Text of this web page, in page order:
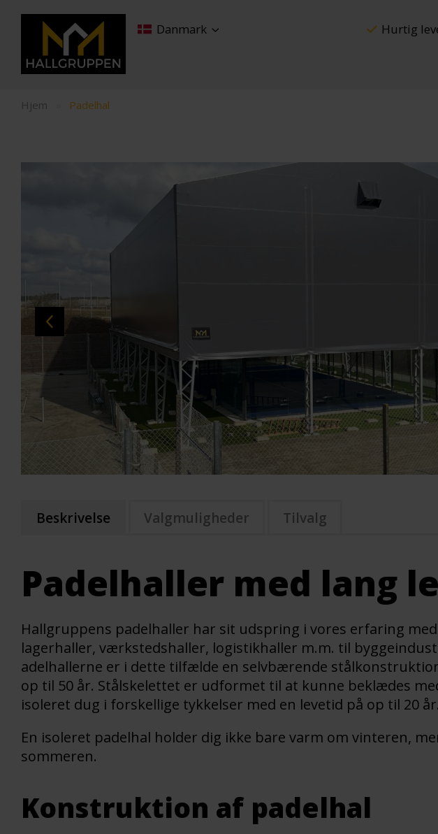
Danmark Hurtig
Hjem Padelhal
Beskrivelse
Padelhaller med lang
Hallgruppens padelhaller har sit udspring i vores erfaring
lagerhaller, værkstedshaller, logistikhaller m.m. til
adelhallerne er i dette tilfælde en selvbærende
op til 50 år. Stålskelettet er udformet til at kunne beklædes
isoleret dug i forskellige tykkelser med en levetid på op til 20 år.
En isoleret padelhal holder dig ikke bare varm om vinteren,
sommeren.
Konstruktion af padelhal
Valgmuligheder Tilvalg